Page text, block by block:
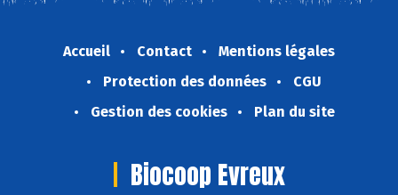
Accueil Contact
Mentions légales
Protection des données
CGU
Gestion des cookies
Plan du site
Biocoop Evreux